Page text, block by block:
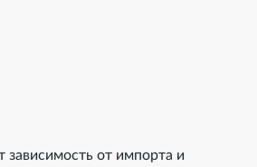
зависимость от импорта и